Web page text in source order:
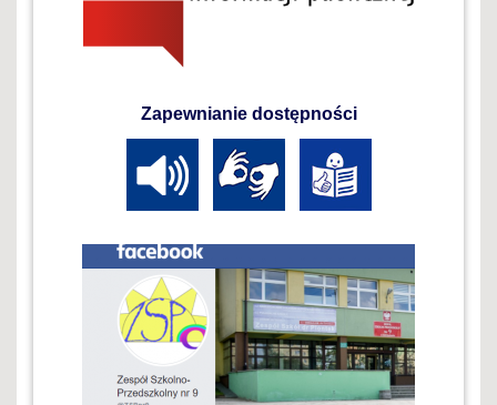
Zapewnianie dostępności